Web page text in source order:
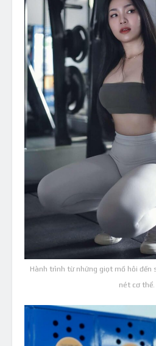
Hành trình từ những giọt mồ hôi
nét cơ thể.